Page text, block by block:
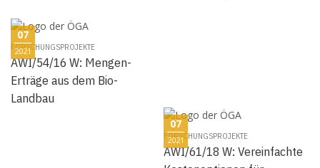
07
2021
FORSCHUNGSPROJEKTE
AWI/54/16 W: Mengen-
Erträge aus dem Bio-
Landbau
07
2021
FORSCHUNGSPROJEKTE
AWI/61/18 W: Vereinfachte